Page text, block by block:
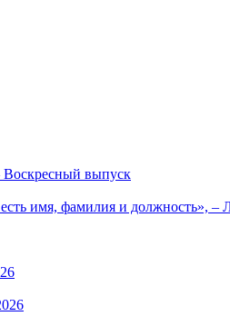
выпуск
имя, фамилия и должность», –